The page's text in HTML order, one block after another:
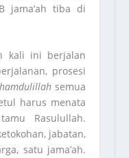
jama’ah tiba di
kali ini berjalan
prosesi
semua
harus menata
Rasulullah.
jabatan,
satu jama’ah.